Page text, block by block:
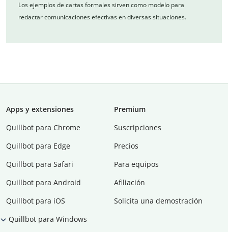
Los ejemplos de cartas formales sirven como modelo para
redactar comunicaciones efectivas en diversas situaciones.
Apps y extensiones
Quillbot para Chrome
Quillbot para Edge
Quillbot para Safari
Quillbot para Android
Quillbot para iOS
Quillbot para Windows
Premium
Suscripciones
Precios
Para equipos
Afiliación
Solicita una demostración